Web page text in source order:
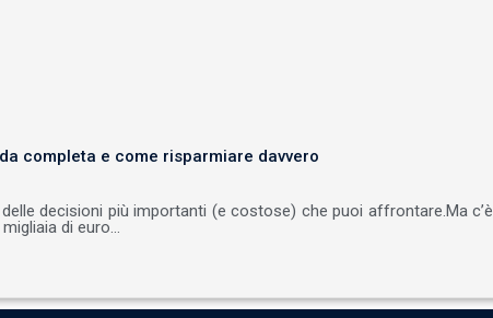
completa e come risparmiare davvero
decisioni più importanti (e costose) che puoi affrontare.Ma c’è
di euro…